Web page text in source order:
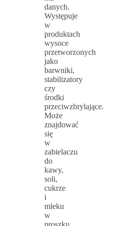
danych.
Występuje
w
produktach
wysoce
przetworzonych
jako
barwniki,
stabilizatory
czy
środki
przeciwzbrylające.
Może
znajdować
się
w
zabielaczu
do
kawy,
soli,
cukrze
i
mleku
w
proszku